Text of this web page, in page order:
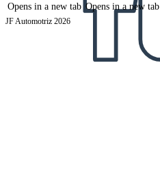
Opens in a new tab Opens in a new tab
JF Automotriz 2026